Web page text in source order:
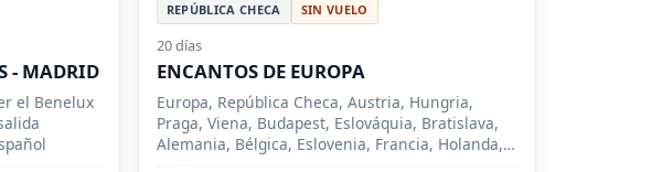
- MADRID
el Benelux
REPÚBLICA CHECA SIN VUELO
20 días
ENCANTOS DE EUROPA
Europa, República Checa, Austria, Hungria,
Praga, Viena, Budapest, Eslováquia, Bratislava,
Alemania, Bélgica, Eslovenia, Francia, Holanda,